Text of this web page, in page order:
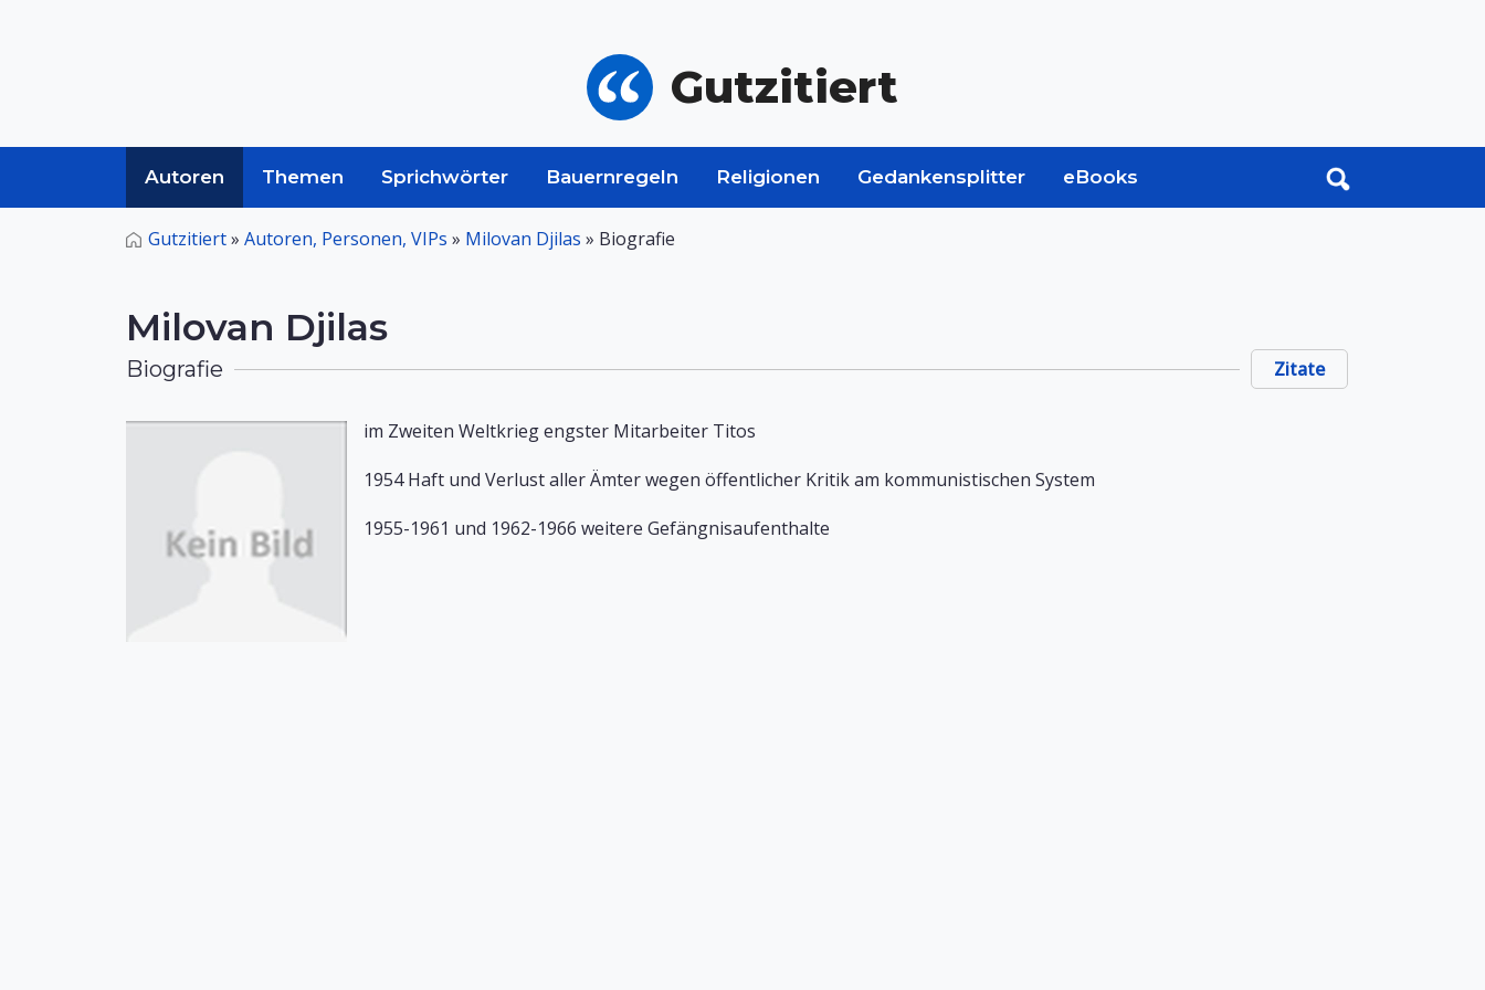
Gutzitiert
Autoren Themen Sprichwörter Bauernregeln Religionen Gedankensplitter eBooks
Gutzitiert» Autoren, Personen, VIPs » Milovan Djilas » Biografie
Milovan Djilas
Biografie Zitate
im Zweiten Weltkrieg engster Mitarbeiter Titos
1954 Haft und Verlust aller Ämter wegen öffentlicher Kritik am kommunistischen System
1955-1961 und 1962-1966 weitere Gefängnisaufenthalte